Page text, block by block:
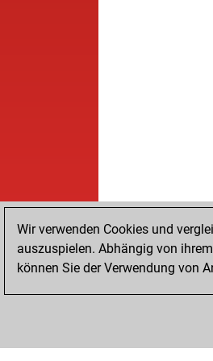
Wir verwenden Cookies und
auszuspielen. Abhängig von
können Sie der Verwendung von